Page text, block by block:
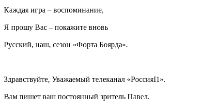
Каждая игра – воспоминание,
Я прошу Вас – покажите вновь
Русский, наш, сезон «Форта Боярда».
Здравствуйте, Уважаемый телеканал «РоссияI1».
Вам пишет ваш постоянный зритель Павел.